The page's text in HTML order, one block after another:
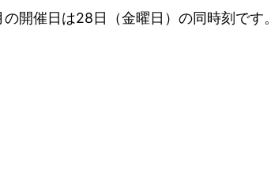
開催日は28日（金曜日）の同時刻です。